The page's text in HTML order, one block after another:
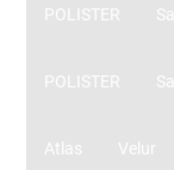
POLISTER
POLISTER
Atlas Velur